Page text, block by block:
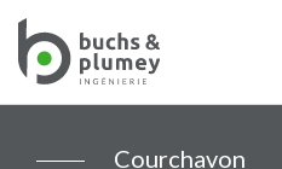
Courchavon